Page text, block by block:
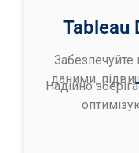
Tableau
Забезпечуйте
даними,
Надійно